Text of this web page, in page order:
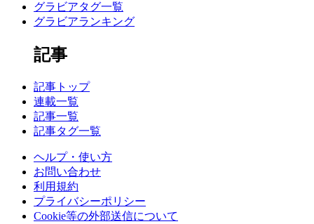
グラビアタグ一覧
グラビアランキング
記事
記事トップ
連載一覧
記事一覧
記事タグ一覧
ヘルプ・使い方
お問い合わせ
利用規約
プライバシーポリシー
Cookie等の外部送信について